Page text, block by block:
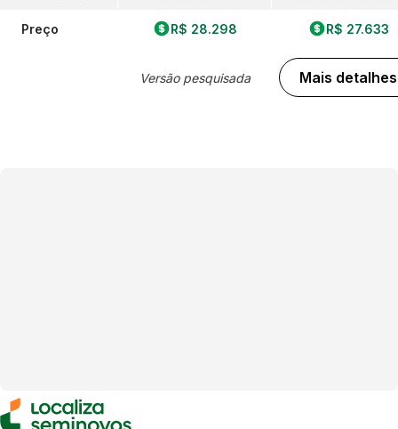
Preço R$ 28.298
Versão pesquisada
R$ 27.633
Mais detalhes